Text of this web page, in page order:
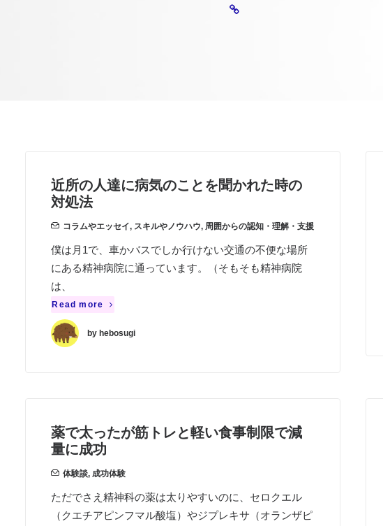
近所の人達に病気のことを聞かれた時の
対処法
コラムやエッセイ, スキルやノウハウ, 周囲からの認知・理解・支援
僕は月1で、車かバスでしか行けない交通の不便な場所
にある精神病院に通っています。（そもそも精神病院
は、
Read more
by hebosugi
薬で太ったが筋トレと軽い食事制限で減
量に成功
体験談, 成功体験
ただでさえ精神科の薬は太りやすいのに、セロクエル
（クエチアピンフマル酸塩）やジプレキサ（オランザピ